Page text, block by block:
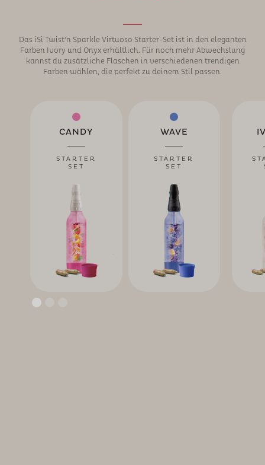
Das iSi Twist‘n Sparkle Virtuoso Starter-Set ist in den eleganten
Farben Ivory und Onyx erhältlich. Für noch mehr Abwechslung
kannst du zusätzliche Flaschen in verschiedenen trendigen
Farben wählen, die perfekt zu deinem Stil passen.
CANDY
STARTER
SET
WAVE
STARTER
SET